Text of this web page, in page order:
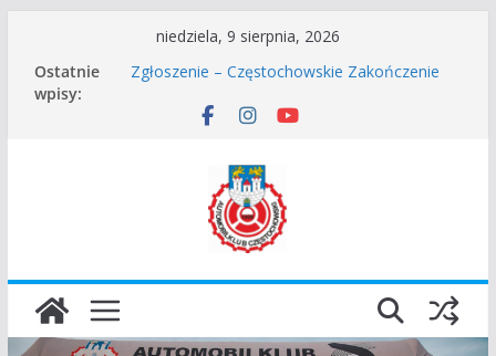
treści
niedziela, 9 sierpnia, 2026
Ostatnie
wpisy:
Częstochowskie Rozpoczęcie Sezonu 2026
Zgłoszenie – Częstochowskie Zakończenie
45 Rajd Częstochowski zostaje odwołany.
I Gliwicki Classic Sprint o Puchar Prezydenta
Miasta Gliwice